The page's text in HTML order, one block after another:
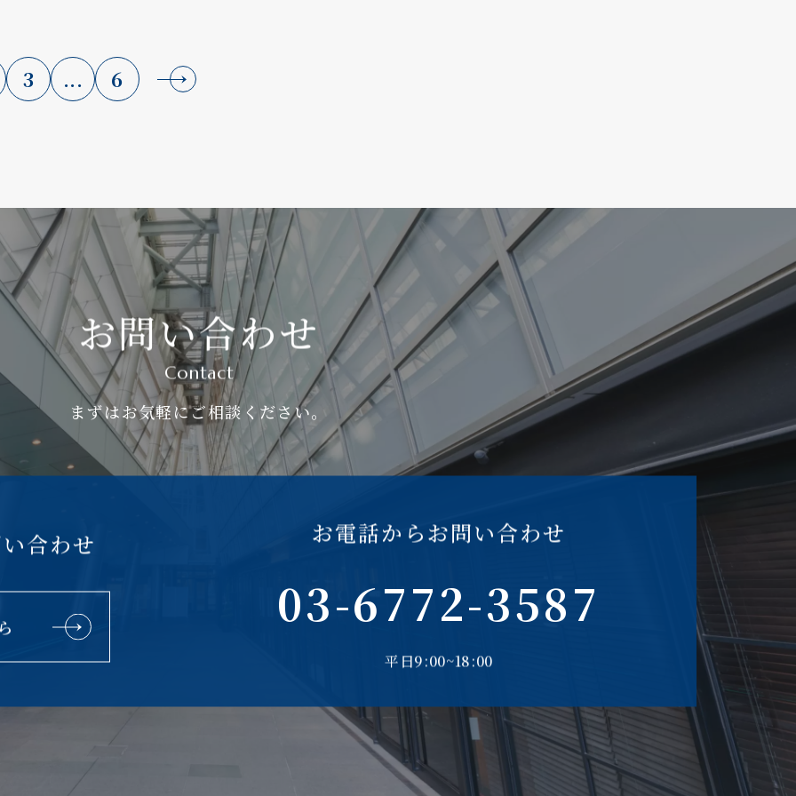
3 ... 6
お問い合わせ
Contact
まずはお気軽にご相談ください。
合わせ お電話からお問い合わせ
03-6772-3587
平日9:00~18:00